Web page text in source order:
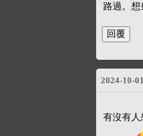
路過。想
2024-10-
有沒有人